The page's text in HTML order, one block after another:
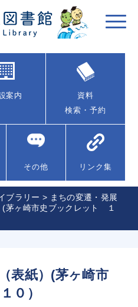
案内
資料
検索・予約
その他 リンク集
ブラリー > まちの変遷・発展
(茅ヶ崎市史ブックレット １
表紙）(茅ヶ崎市
０）